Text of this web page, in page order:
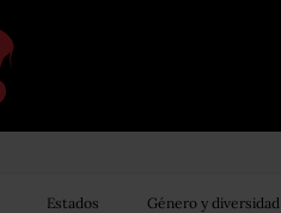
Estados Género y diversidad